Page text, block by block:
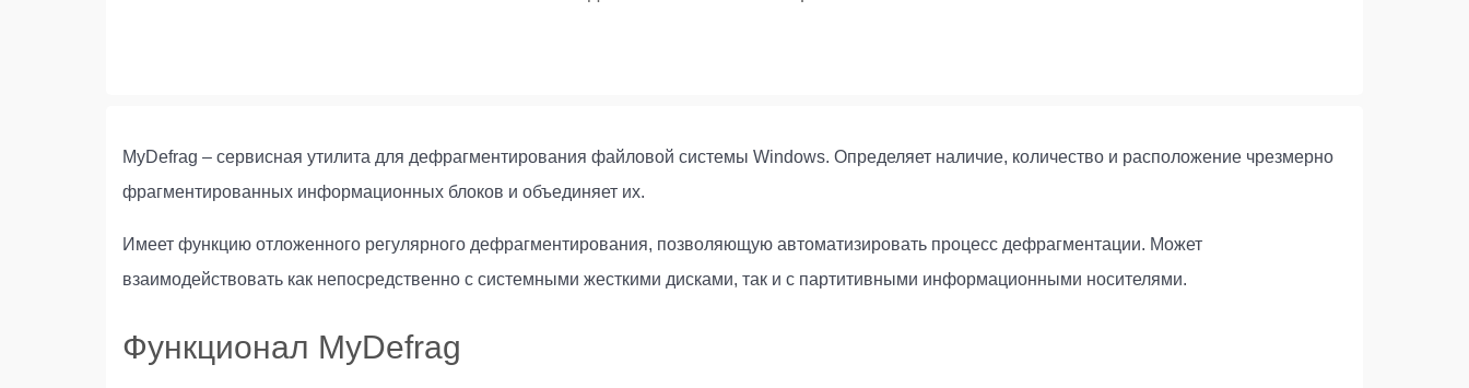
MyDefrag – сервисная утилита для дефрагментирования файловой системы Windows. Определяет наличие, количество и расположение чрезмерно
фрагментированных информационных блоков и объединяет их.
Имеет функцию отложенного регулярного дефрагментирования, позволяющую автоматизировать процесс дефрагментации. Может
взаимодействовать как непосредственно с системными жесткими дисками, так и с партитивными информационными носителями.
Функционал MyDefrag